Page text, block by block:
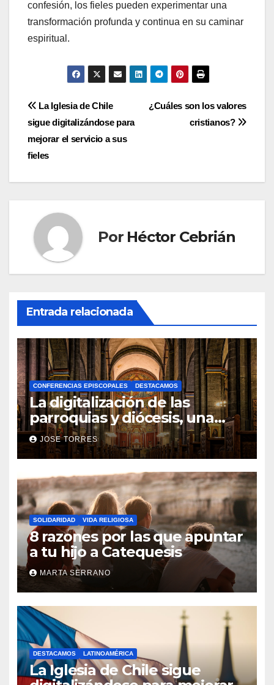
confesión, los fieles pueden experimentar una
transformación profunda y continua en su caminar
espiritual.
Navegación
de
entradas
¿Cuáles son los valores
cristianos?
La Iglesia de Chile
sigue digitalizándose para
mejorar el servicio a sus
fieles
Por Héctor Cebrián
Entrada relacionada
CONFERENCIAS EPISCOPALES DESTACAMOS
La digitalización de las
parroquias y diócesis, una
realidad ya para el futuro de
la Iglesia
JOSE TORRES
SOLIDARIDAD VIDA RELIGIOSA
8 razones por las que apuntar
a tu hijo a Catequesis
MARTA SERRANO
DESTACAMOS LATINOAMÉRICA
La Iglesia de Chile sigue